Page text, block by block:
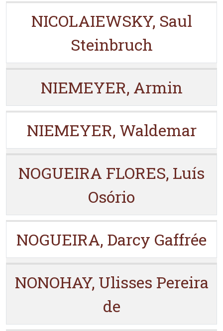
NICOLAIEWSKY, Saul
Steinbruch
NIEMEYER, Armin
NIEMEYER, Waldemar
NOGUEIRA FLORES, Luís
Osório
NOGUEIRA, Darcy Gaffrée
NONOHAY, Ulisses Pereira
de